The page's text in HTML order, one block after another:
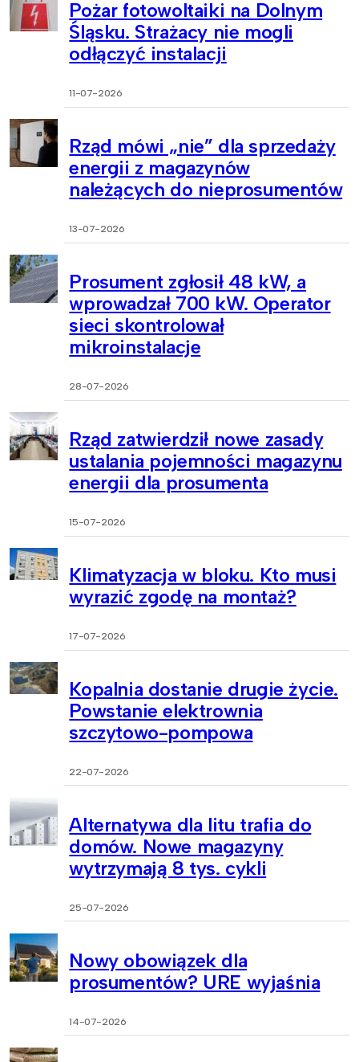
Pożar fotowoltaiki na Dolnym
Śląsku. Strażacy nie mogli
odłączyć instalacji
11-07-2026
Rząd mówi „nie” dla sprzedaży
energii z magazynów
należących do nieprosumentów
13-07-2026
Prosument zgłosił 48 kW, a
wprowadzał 700 kW. Operator
sieci skontrolował
mikroinstalacje
28-07-2026
Rząd zatwierdził nowe zasady
ustalania pojemności magazynu
energii dla prosumenta
15-07-2026
Klimatyzacja w bloku. Kto musi
wyrazić zgodę na montaż?
17-07-2026
Kopalnia dostanie drugie życie.
Powstanie elektrownia
szczytowo-pompowa
22-07-2026
Alternatywa dla litu trafia do
domów. Nowe magazyny
wytrzymają 8 tys. cykli
25-07-2026
Nowy obowiązek dla
prosumentów? URE wyjaśnia
14-07-2026